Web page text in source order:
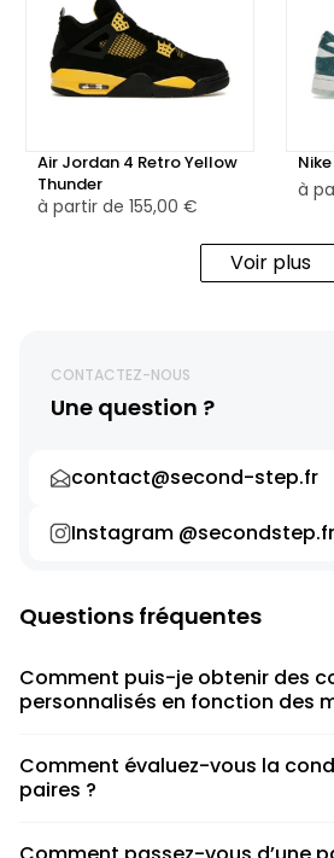
Air Jordan 4 Retro Yellow
Thunder
à partir de 155,00 €
à
Voir plus
CONTACTEZ-NOUS
Une question ?
contact@second-step.fr
Instagram @secondstep.fr
Questions fréquentes
Comment puis-je obtenir des
personnalisés en fonction des
pour déterminer la taille appropriée,
en dessous, au-dessus ou
Comment évaluez-vous la
paires ?